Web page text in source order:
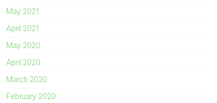
May 2021
April 2021
May 2020
April 2020
March 2020
February 2020